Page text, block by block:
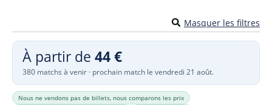
de 2004 à 2016 pour des
raisons de sponsoring. La Premier League est composée des
20 meilleures équipes professionnelles d'Angleterre et du
Pays de Galles et se dispute sur 38 journées.
Masquer les filtres
À partir de 44 €
380 matchs à venir · prochain match le vendredi 21 août.
Nous ne vendons pas de billets, nous comparons les prix